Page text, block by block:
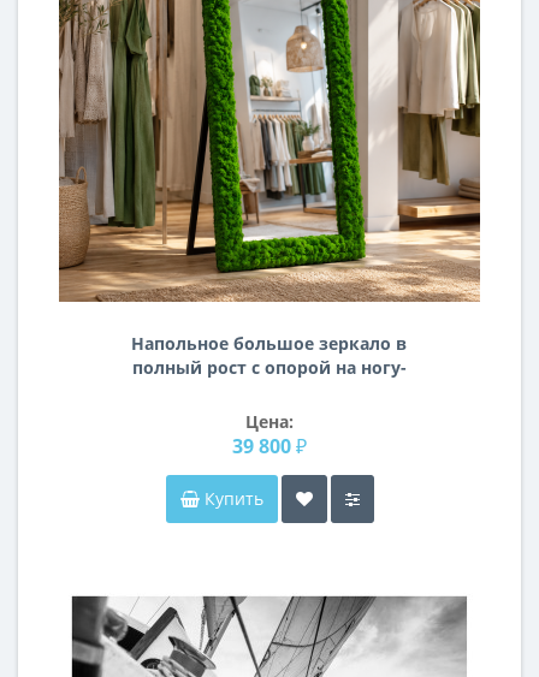
Напольное большое зеркало в
полный рост с опорой на ногу-
стабилизированного мха MD009
Цена:
39 800 ₽
Купить